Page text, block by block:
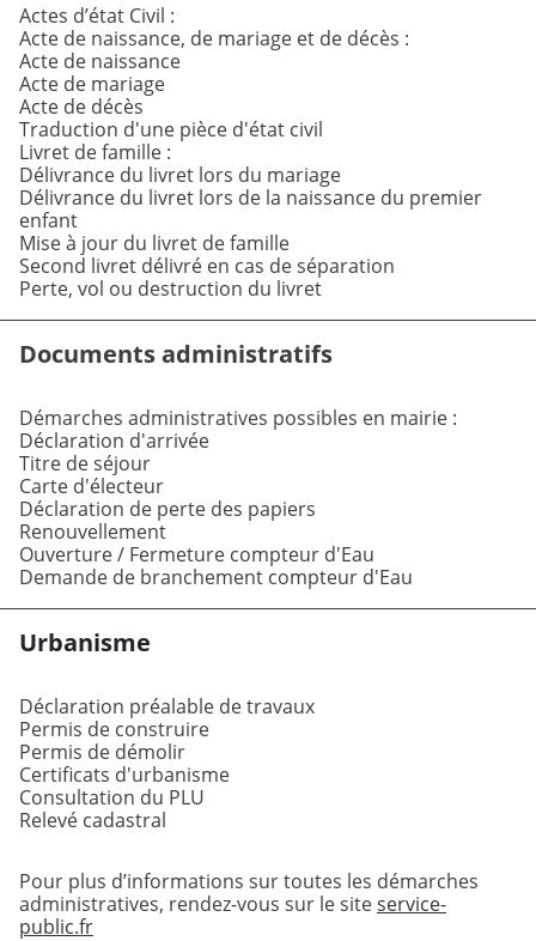
Actes d’état Civil :
Acte de naissance, de mariage et de décès :
Acte de naissance
Acte de mariage
Acte de décès
Traduction d'une pièce d'état civil
Livret de famille :
Délivrance du livret lors du mariage
Délivrance du livret lors de la naissance du premier
enfant
Mise à jour du livret de famille
Second livret délivré en cas de séparation
Perte, vol ou destruction du livret
Documents administratifs
Démarches administratives possibles en mairie :
Déclaration d'arrivée
Titre de séjour
Carte d'électeur
Déclaration de perte des papiers
Renouvellement
Ouverture / Fermeture compteur d'Eau
Demande de branchement compteur d'Eau
Urbanisme
Déclaration préalable de travaux
Permis de construire
Permis de démolir
Certificats d'urbanisme
Consultation du PLU
Relevé cadastral
Pour plus d’informations sur toutes les démarches
administratives, rendez-vous sur le siteservice-
public.fr